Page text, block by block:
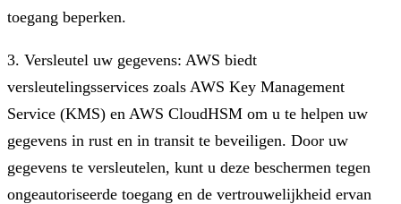
toegang beperken.
3. Versleutel uw gegevens: AWS biedt
versleutelingsservices zoals AWS Key Management
Service (KMS) en AWS CloudHSM om u te helpen uw
gegevens in rust en in transit te beveiligen. Door uw
gegevens te versleutelen, kunt u deze beschermen tegen
ongeautoriseerde toegang en de vertrouwelijkheid ervan